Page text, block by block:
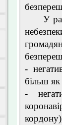
У разі
-
більш
-